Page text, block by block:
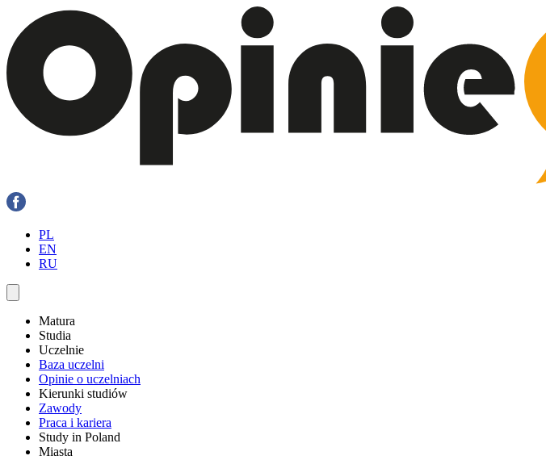
PL
EN
RU
Matura
Studia
Uczelnie
Baza uczelni
Opinie o uczelniach
Kierunki studiów
Zawody
Praca i kariera
Study in Poland
Miasta